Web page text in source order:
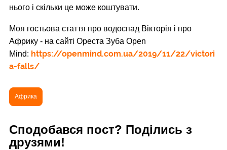
нього і скільки це може коштувати.
Моя гостьова стаття про водоспад Вікторія і про
Африку - на сайті Ореста Зуба Open
Mind: https://openmind.com.ua/2019/11/22/victori
a-falls/
Африка
Сподобався пост? Поділись з
друзями!